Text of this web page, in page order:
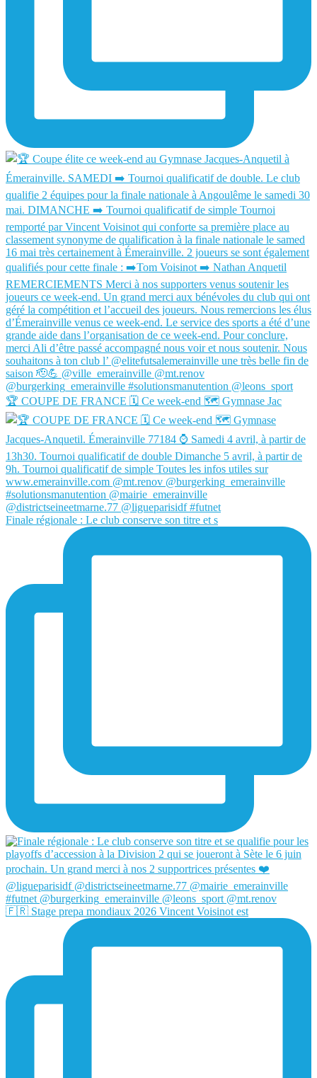
🏆 COUPE DE FRANCE 🗓️ Ce week-end 🗺️ Gymnase Jac
Finale régionale : Le club conserve son titre et s
🇫🇷 Stage prepa mondiaux 2026 Vincent Voisinot est